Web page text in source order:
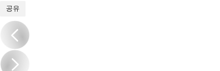
공유
/20